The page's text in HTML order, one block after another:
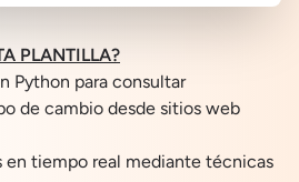
PLANTILLA?
Python para consultar
de cambio desde sitios web
en tiempo real mediante técnicas